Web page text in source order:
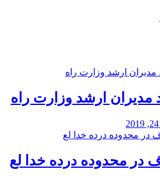
مدیران ارشد وزارت راه
در محدوده درده خدا لع